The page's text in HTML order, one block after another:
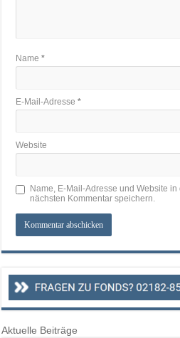
Name*
E-Mail-Adresse*
Website
Name, E-Mail-Adresse und Website
nächsten Kommentar speichern.
Aktuelle Beiträge